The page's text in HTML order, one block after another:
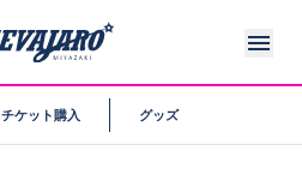
チケット購入 グッズ